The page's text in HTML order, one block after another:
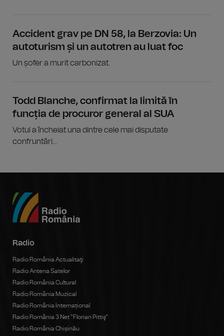
Accident grav pe DN 58, la Berzovia: Un
autoturism și un autotren au luat foc
Un șofer a murit carbonizat.
Todd Blanche, confirmat la limită în
funcția de procuror general al SUA
Votul a încheiat una dintre cele mai disputate
confruntări...
Radio
Radio România Actualitaţi
Radio Antena Satelor
Radio România Cultural
Radio România Muzical
Radio România Internațional
Radio România 3 Net "Florian Pittiş"
Radio România Chișinău